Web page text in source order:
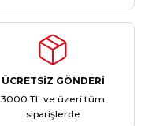
ÜCRETSİZ GÖNDERİ
3000 TL ve üzeri tüm
siparişlerde